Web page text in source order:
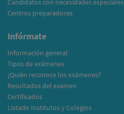
Candidatos con necesidades especiales
Centros preparadores
Infórmate
Información general
Tipos de exámenes
¿Quién reconoce los exámenes?
Resultados del examen
Certificados
Listado Institutos y Colegios